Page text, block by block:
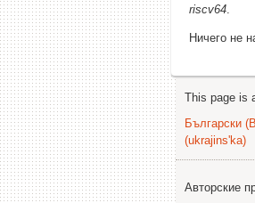
riscv64.
Ничего не
This page is
Български
(ukrajins'ka)
Авторские